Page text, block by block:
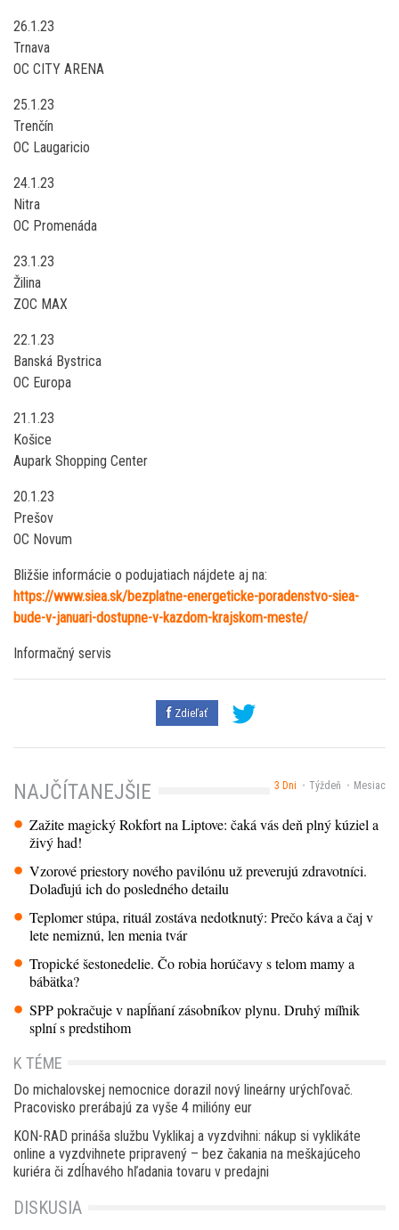
26.1.23
Trnava
OC CITY ARENA
25.1.23
Trenčín
OC Laugaricio
24.1.23
Nitra
OC Promenáda
23.1.23
Žilina
ZOC MAX
22.1.23
Banská Bystrica
OC Europa
21.1.23
Košice
Aupark Shopping Center
20.1.23
Prešov
OC Novum
Bližšie informácie o podujatiach nájdete aj na:
https://www.siea.sk/bezplatne-energeticke-poradenstvo-siea-
bude-v-januari-dostupne-v-kazdom-krajskom-meste/
Informačný servis
Zdieľať
3 Dni Týždeň Mesiac
NAJČÍTANEJŠIE
Zažite magický Rokfort na Liptove: čaká vás deň plný kúziel a
živý had!
Vzorové priestory nového pavilónu už preverujú zdravotníci.
Dolaďujú ich do posledného detailu
Teplomer stúpa, rituál zostáva nedotknutý: Prečo káva a čaj v
lete nemiznú, len menia tvár
Tropické šestonedelie. Čo robia horúčavy s telom mamy a
bábätka?
SPP pokračuje v napĺňaní zásobníkov plynu. Druhý míľnik
splní s predstihom
K TÉME
Do michalovskej nemocnice dorazil nový lineárny urýchľovač.
Pracovisko prerábajú za vyše 4 milióny eur
KON-RAD prináša službu Vyklikaj a vyzdvihni: nákup si vyklikáte
online a vyzdvihnete pripravený – bez čakania na meškajúceho
kuriéra či zdĺhavého hľadania tovaru v predajni
DISKUSIA